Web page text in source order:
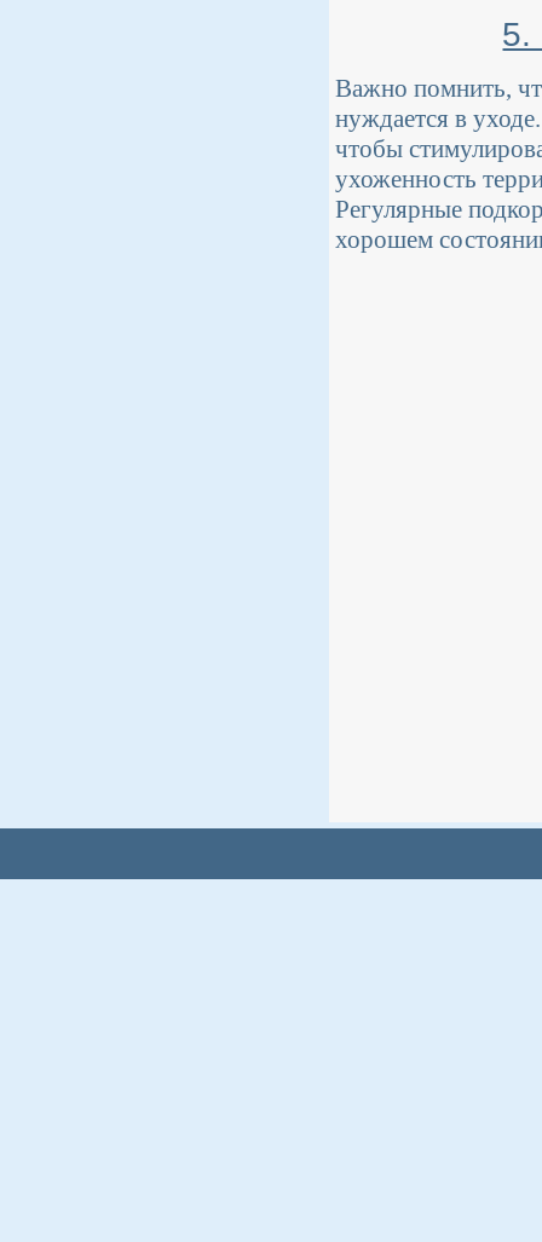
5.
Важно помнить,
нуждается в
чтобы
ухоженность
Регулярные
хорошем